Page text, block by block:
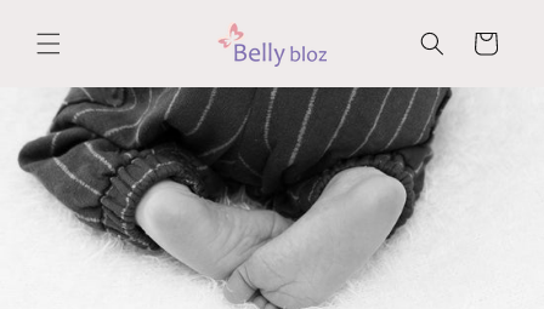
content
Winkelwagen